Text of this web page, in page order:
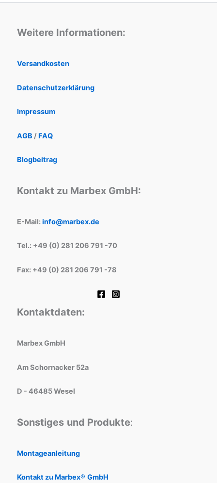
Weitere Informationen:
Versandkosten
Datenschutzerklärung
Impressum
AGB / FAQ
Blogbeitrag
Kontakt zu Marbex GmbH:
E-Mail:info@marbex.de
Tel.: +49 (0) 281 206 791 -70
Fax: +49 (0) 281 206 791 -78
Kontaktdaten:
Marbex GmbH
Am Schornacker 52a
D - 46485 Wesel
Sonstiges und Produkte:
Montageanleitung
Kontakt zu Marbex® GmbH